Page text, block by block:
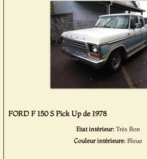
FORD F 150 S Pick Up de 1978
Etat intérieur: Très Bon
Couleur intérieure:Bleue